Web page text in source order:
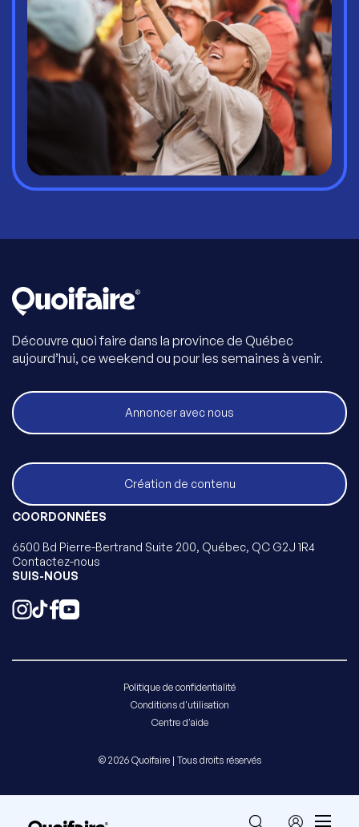
Découvre quoi faire dans la province de Québec
aujourd’hui, ce weekend ou pour les semaines à venir.
Annoncer avec nous
Création de contenu
COORDONNÉES
6500 Bd Pierre-Bertrand Suite 200, Québec, QC G2J 1R4
Contactez-nous
SUIS-NOUS
Politique de confidentialité
Conditions d'utilisation
Centre d'aide
© 2026 Quoifaire | Tous droits réservés